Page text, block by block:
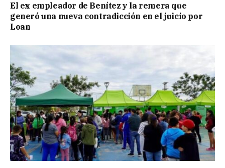
El ex empleador de Benítez y la remera que
generó una nueva contradicción en el juicio por
Loan